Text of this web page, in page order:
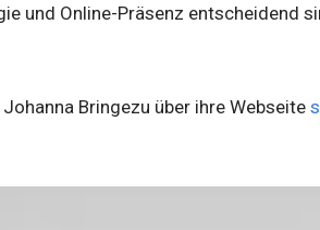
und Online-Präsenz entscheidend
Bringezu über ihre Webseite